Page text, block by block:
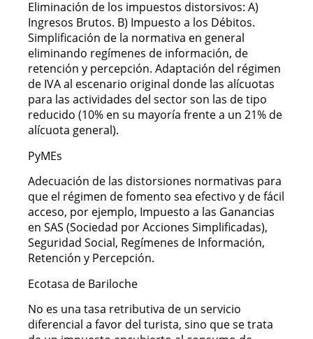
Eliminación de los impuestos distorsivos: A)
Ingresos Brutos. B) Impuesto a los Débitos.
Simplificación de la normativa en general
eliminando regímenes de información, de
retención y percepción. Adaptación del régimen
de IVA al escenario original donde las alícuotas
para las actividades del sector son las de tipo
reducido (10% en su mayoría frente a un 21% de
alícuota general).
PyMEs
Adecuación de las distorsiones normativas para
que el régimen de fomento sea efectivo y de fácil
acceso, por ejemplo, Impuesto a las Ganancias
en SAS (Sociedad por Acciones Simplificadas),
Seguridad Social, Regímenes de Información,
Retención y Percepción.
Ecotasa de Bariloche
No es una tasa retributiva de un servicio
diferencial a favor del turista, sino que se trata